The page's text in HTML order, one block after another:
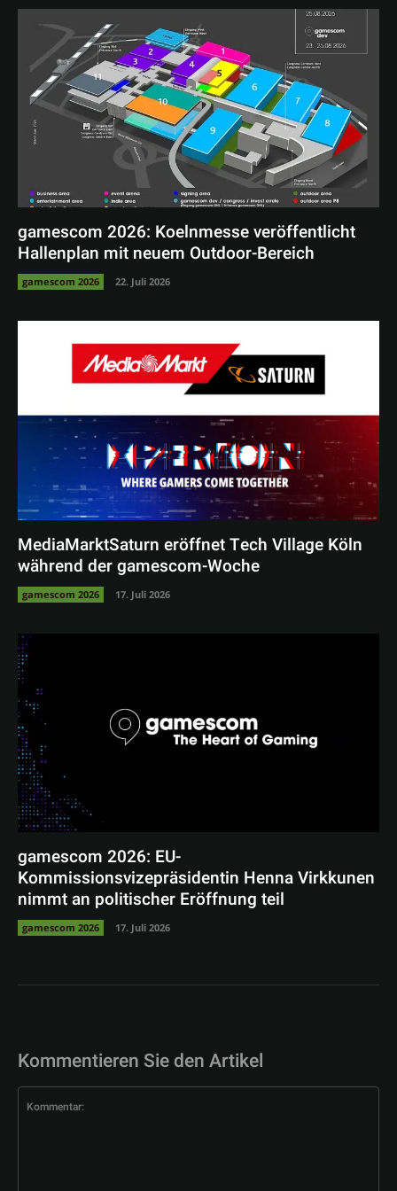
gamescom 2026: Koelnmesse veröffentlicht
Hallenplan mit neuem Outdoor-Bereich
gamescom 2026 22. Juli 2026
MediaMarktSaturn eröffnet Tech Village Köln
während der gamescom-Woche
gamescom 2026 17. Juli 2026
gamescom 2026: EU-
Kommissionsvizepräsidentin Henna Virkkunen
nimmt an politischer Eröffnung teil
gamescom 2026 17. Juli 2026
Kommentieren Sie den Artikel